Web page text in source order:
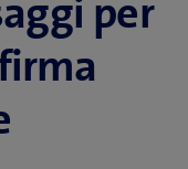
per